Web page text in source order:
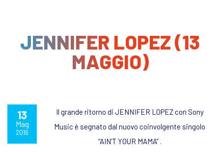
JENNIFER LOPEZ (13
MAGGIO)
13
Mag
2016
Il grande ritorno di JENNIFER LOPEZ con Sony
Music è segnato dal nuovo coinvolgente singolo
“AIN’T YOUR MAMA” .